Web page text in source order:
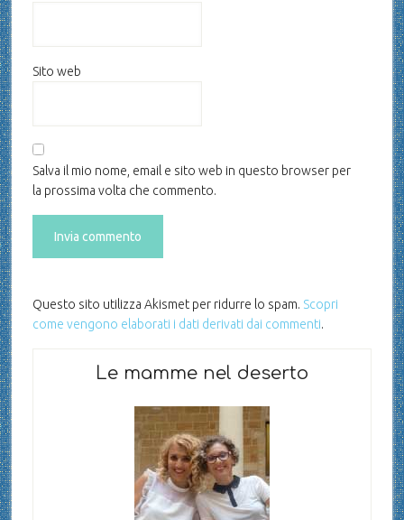
Sito web
Salva il mio nome, email e sito web in questo browser per
la prossima volta che commento.
Questo sito utilizza Akismet per ridurre lo spam. Scopri
come vengono elaborati i dati derivati dai commenti.
Le mamme nel deserto